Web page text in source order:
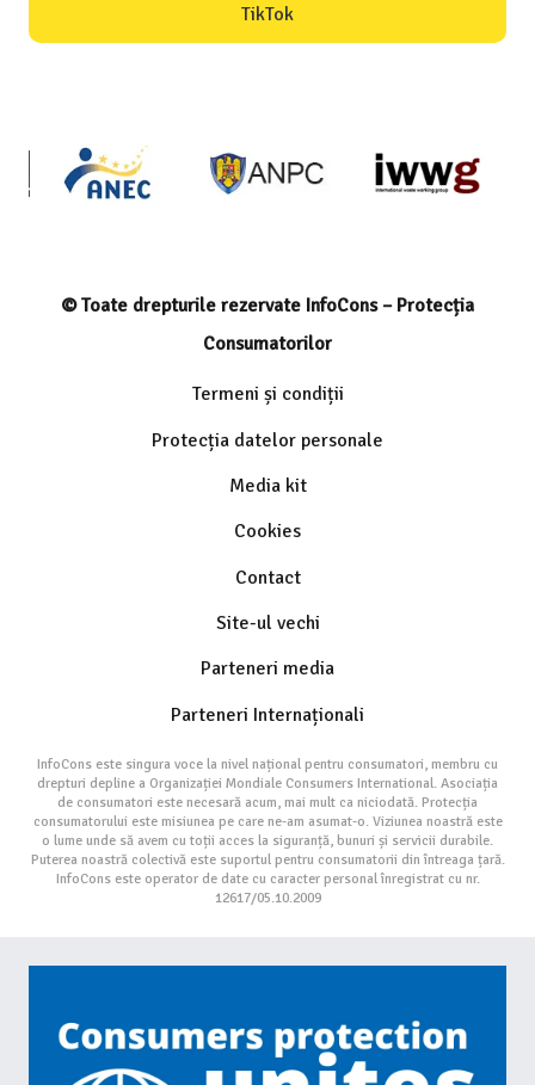
TikTok
© Toate drepturile rezervate InfoCons – Protecția
Consumatorilor
Termeni și condiții
Protecția datelor personale
Media kit
Cookies
Contact
Site-ul vechi
Parteneri media
Parteneri Internaționali
InfoCons este singura voce la nivel național pentru consumatori, membru cu
drepturi depline a Organizației Mondiale Consumers International. Asociația
de consumatori este necesară acum, mai mult ca niciodată. Protecția
consumatorului este misiunea pe care ne-am asumat-o. Viziunea noastră este
o lume unde să avem cu toții acces la siguranță, bunuri și servicii durabile.
Puterea noastră colectivă este suportul pentru consumatorii din întreaga țară.
InfoCons este operator de date cu caracter personal înregistrat cu nr.
12617/05.10.2009